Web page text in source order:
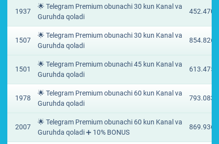
1937
🌟 Telegram Premium obunachi 30 kun Kanal va
Guruhda qoladi
1507
🌟 Telegram Premium obunachi 30 kun Kanal va
Guruhda qoladi
1501
🌟 Telegram Premium obunachi 45 kun Kanal va
Guruhda qoladi
1978
🌟 Telegram Premium obunachi 60 kun Kanal va
Guruhda qoladi
2007
🌟 Telegram Premium obunachi 60 kun Kanal va
Guruhda qoladi ➕ 10% BONUS